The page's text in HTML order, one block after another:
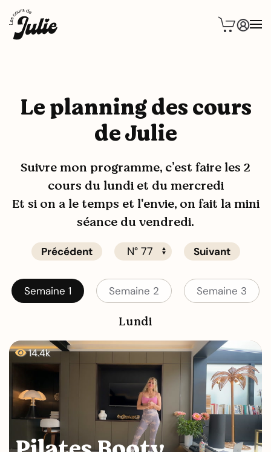
Le planning des cours
de Julie
Suivre mon programme, c’est faire les 2
cours du lundi et du mercredi
Et si on a le temps et l'envie, on fait la mini
séance du vendredi.
Précédent Suivant
Semaine 1 Semaine 2 Semaine 3
Lundi
14.4k